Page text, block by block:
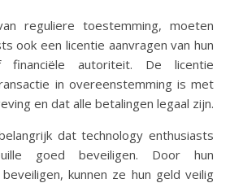
reguliere toestemming, moeten
ook een licentie aanvragen van hun
financiële autoriteit. De licentie
in overeenstemming is met
en dat alle betalingen legaal zijn.
dat technology enthusiasts
goed beveiligen. Door hun
kunnen ze hun geld veilig